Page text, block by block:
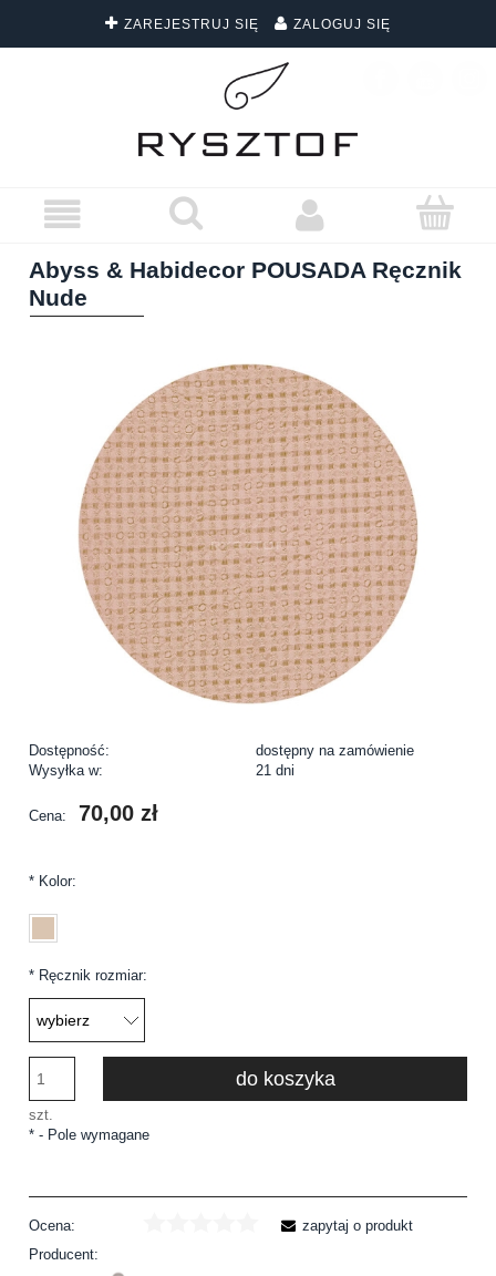
ZAREJESTRUJ SIĘ ZALOGUJ SIĘ
DARMOWA DOSTAWA WSZYSTKICH ZAMÓWIEŃ
Abyss & Habidecor POUSADA Ręcznik
Nude
Dostępność:
dostępny na zamówienie
Wysyłka w:
21 dni
Cena: 70,00 zł
* Kolor:
* Ręcznik rozmiar:
szt.
do koszyka
* - Pole wymagane
Ocena:
Producent:
zapytaj o produkt